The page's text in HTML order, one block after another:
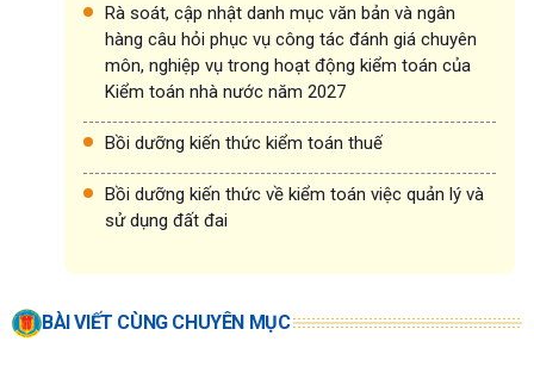
Rà soát, cập nhật danh mục văn bản và ngân
hàng câu hỏi phục vụ công tác đánh giá chuyên
môn, nghiệp vụ trong hoạt động kiểm toán của
Kiểm toán nhà nước năm 2027
Bồi dưỡng kiến thức kiểm toán thuế
Bồi dưỡng kiến thức về kiểm toán việc quản lý và
sử dụng đất đai
BÀI VIẾT CÙNG CHUYÊN MỤC